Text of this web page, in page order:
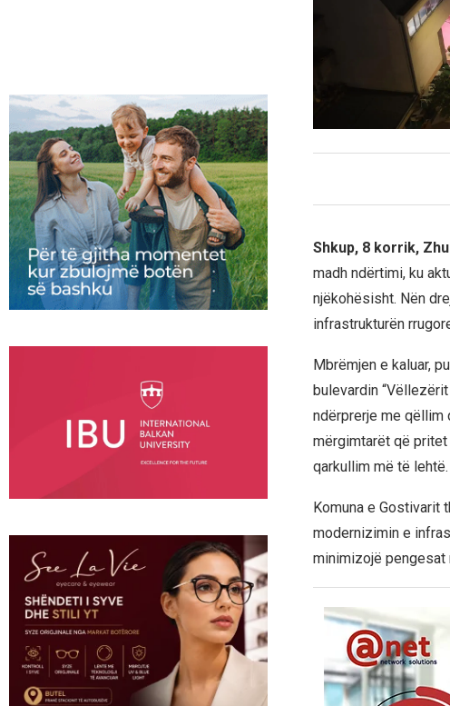
Shkup, 8 korrik,
madh ndërtimi, ku
njëkohësisht. Nën
infrastrukturën
Mbrëmjen e kaluar,
bulevardin
ndërprerje me qëllim
mërgimtarët që
qarkullim më të lehtë.
Komuna e Gostivarit
modernizimin e
minimizojë pengesat